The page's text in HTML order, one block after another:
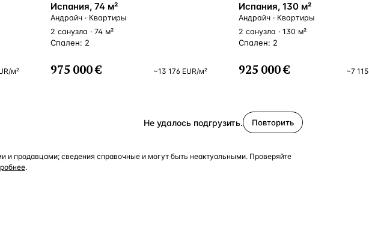
/м²
Испания, 74 м²
Андрайч · Квартиры
2 санузла · 74 м²
Спален: 2
975 000 € ~13 176 EUR/м²
Испания, 130 м²
Андрайч · Квартиры
2 санузла · 130 м²
Спален: 2
925 000 € ~7 115
Не удалось подгрузить. Повторить
и продавцами; сведения справочные и могут быть неактуальными. Проверяйте
.